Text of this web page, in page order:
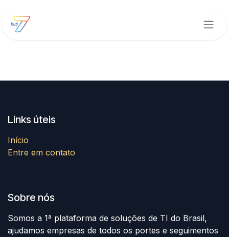
Links úteis
Início
Entre em contato
Sobre nós
Somos a 1ª plataforma de soluções de TI do Brasil,
ajudamos empresas de todos os portes e seguimentos